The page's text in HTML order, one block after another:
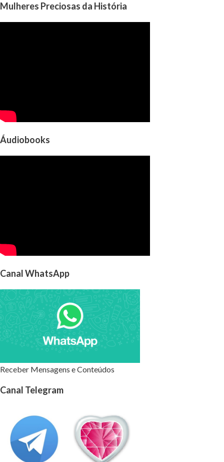
Mulheres Preciosas da História
Áudiobooks
Canal WhatsApp
Receber Mensagens e Conteúdos
Canal Telegram